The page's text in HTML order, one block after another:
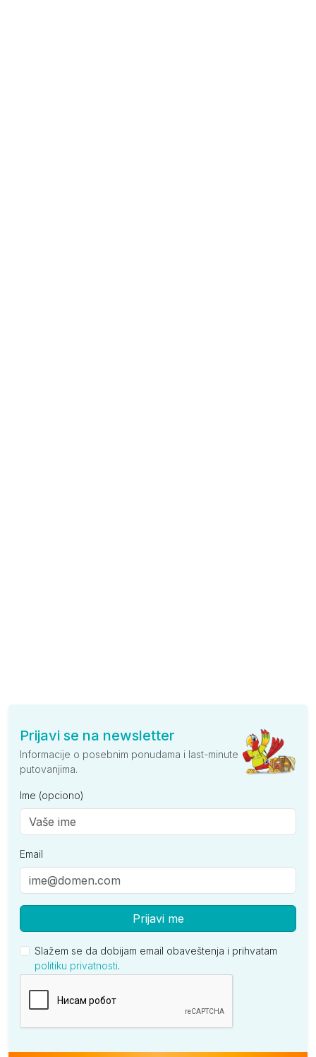
Prijavi se na newsletter
Informacije o posebnim ponudama i last-minute
putovanjima.
Ime (opciono)
Email
Prijavi me
Slažem se da dobijam email obaveštenja i prihvatam
politiku privatnosti.